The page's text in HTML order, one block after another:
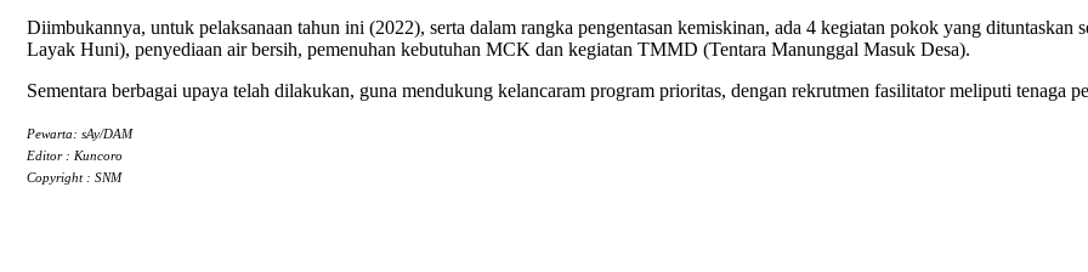
Diimbukannya, untuk pelaksanaan tahun ini (2022), serta dalam rangka pengentasan kemiskinan, ada 4 kegiatan pokok yang
Layak Huni), penyediaan air bersih, pemenuhan kebutuhan MCK dan kegiatan TMMD (Tentara Manunggal Masuk Desa).
Sementara berbagai upaya telah dilakukan, guna mendukung kelancaram program prioritas, dengan rekrutmen fasilitator meliputi
Pewarta: sAy/DAM
Editor : Kuncoro
Copyright : SNM